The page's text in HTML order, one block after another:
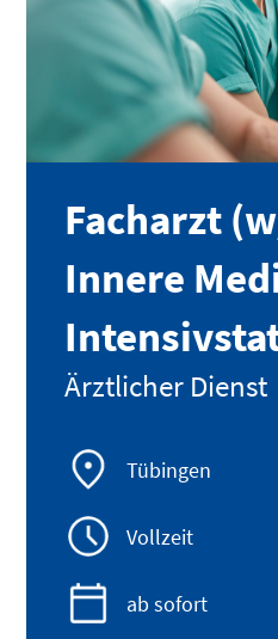
Facharzt
Innere
Ärztlicher Dienst
Tübingen
Vollzeit
ab sofort